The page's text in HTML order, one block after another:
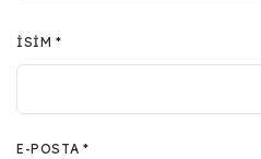
İSIM*
E-POSTA *